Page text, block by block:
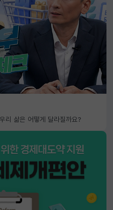
리 삶은 어떻게 달라질까요?